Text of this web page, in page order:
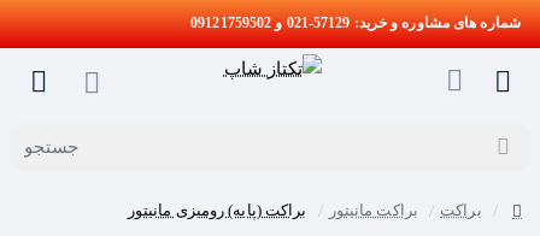
شماره های مشاوره و خرید: 57129-021 و 09121759502
جستجو
براکت براکت مانیتور براکت (پایه) رومیزی مانیتور